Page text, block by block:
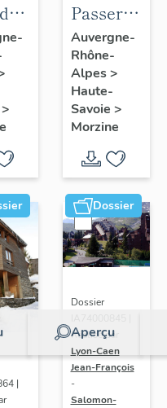
>
Passerelle
de Nyon
Auvergne-
Rhône-
Alpes>
Haute-
Savoie >
Morzine
|
Dossier
Aperçu
Dossier
Réalisé par
Lyon-Caen
Jean-François
-
Salomon-